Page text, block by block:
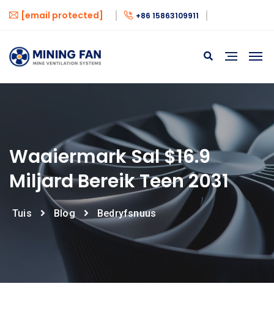
[email protected] +86 15863109911
Waaiermark Sal $16.9
Miljard Bereik Teen 2031
Tuis Blog Bedryfsnuus